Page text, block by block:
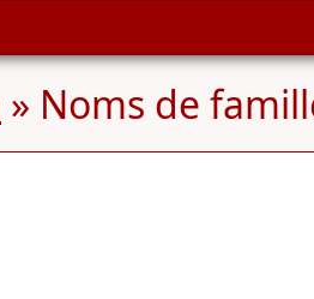
» Noms de